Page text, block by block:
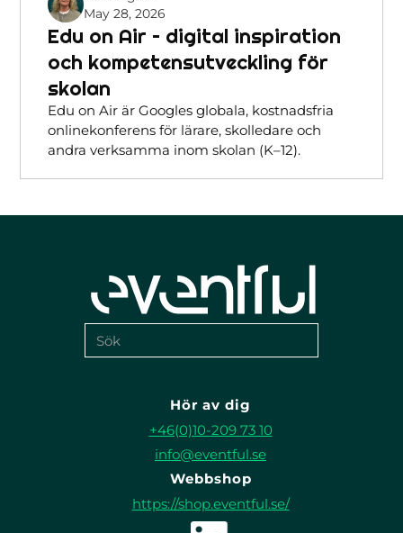
May 28, 2026
Edu on Air – digital inspiration
och kompetensutveckling för
skolan
Edu on Air är Googles globala, kostnadsfria
onlinekonferens för lärare, skolledare och
andra verksamma inom skolan (K–12).
Hör av dig
+46(0)10-209 73 10
info@eventful.se
Webbshop
https://shop.eventful.se/